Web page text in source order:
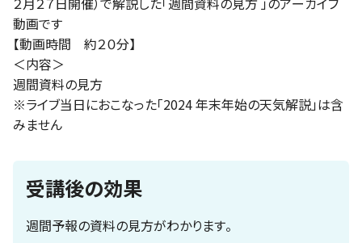
動画です
【動画時間 約２０分】
＜内容＞
週間資料の見方
※ライブ当日におこなった「2024 年末年始の天気解説」は含
みません
受講後の効果
週間予報の資料の見方がわかります。